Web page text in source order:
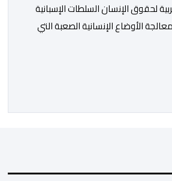
لحقوق الإنسان السلطات الإسبانية
الأوضاع الإنسانية الصعبة التي
من العالقين يعيشون […]